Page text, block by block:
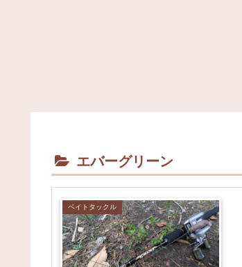
エバーグリーン
ベイトタックル